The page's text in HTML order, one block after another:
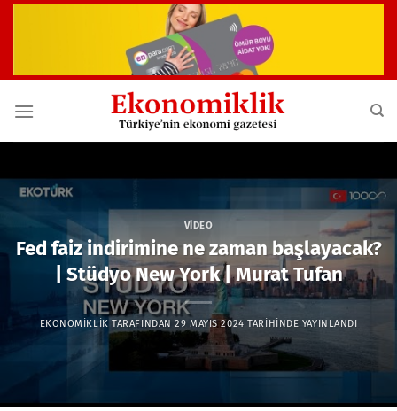
VIDEO
Fed faiz indirimine ne zaman başlayacak?
| Stüdyo New York | Murat Tufan
EKONOMIKLIK TARAFINDAN 29 MAYIS 2024 TARIHINDE YAYINLANDI